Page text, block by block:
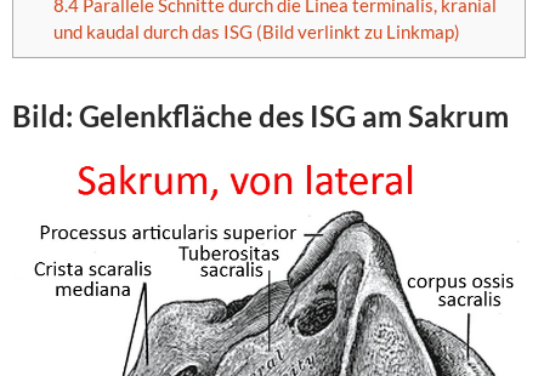
8.4Parallele Schnitte durch die Linea terminalis, kranial
und kaudal durch das ISG (Bild verlinkt zu Linkmap)
Bild: Gelenkfläche des ISG am Sakrum